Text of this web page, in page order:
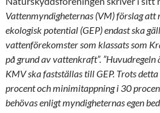
Vattenmyndigheternas (VM) förslag
ekologisk potential (GEP) endast ska
vattenförekomster som klassats som
på grund av vattenkraft”.
KMV ska fastställas till GEP. Trots
procent och minimitappning i 30
behövas enligt myndigheternas egen